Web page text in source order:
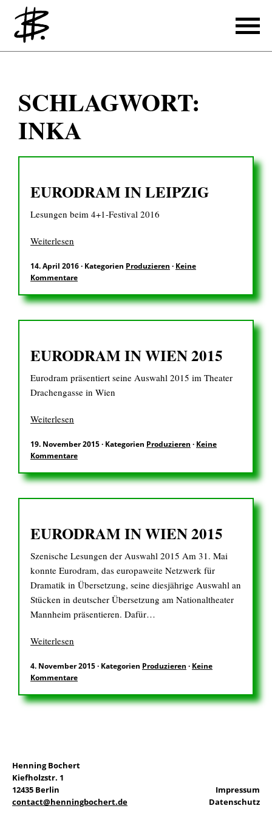
Schreiben
Referenzen
Produzieren
Übersetzen
Referenzen
Über mich
EN
nach:
SCHLAGWORT:
INKA
EURODRAM IN LEIPZIG
Lesungen beim 4+1-Festival 2016
Weiterlesen
14. April 2016· Kategorien Produzieren · Keine
Kommentare
EURODRAM IN WIEN 2015
Eurodram präsentiert seine Auswahl 2015 im Theater
Drachengasse in Wien
Weiterlesen
19. November 2015· Kategorien Produzieren · Keine
Kommentare
EURODRAM IN WIEN 2015
Szenische Lesungen der Auswahl 2015 Am 31. Mai
konnte Eurodram, das europaweite Netzwerk für
Dramatik in Übersetzung, seine diesjährige Auswahl an
Stücken in deutscher Übersetzung am Nationaltheater
Mannheim präsentieren. Dafür…
Weiterlesen
4. November 2015· Kategorien Produzieren · Keine
Kommentare
Henning Bochert
Kiefholzstr. 1
12435 Berlin
contact@henningbochert.de
Impressum
Datenschutz